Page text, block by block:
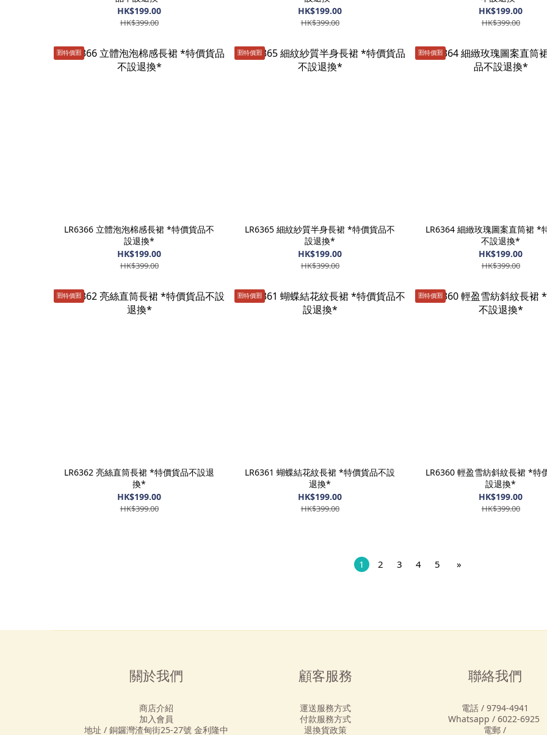
HK$199.00
HK$399.00
HK$199.00
HK$399.00
HK$199.00
HK$399.00
🈹️特價🈹️
LR6366 立體泡泡棉感長裙 *特價貨品不
設退換*
HK$199.00
HK$399.00
🈹️特價🈹️
LR6365 細紋紗質半身長裙 *特價貨品不
設退換*
HK$199.00
HK$399.00
🈹️特價🈹️
LR6364 細緻玫瑰圖案直筒裙 *
不設退換*
HK$199.00
HK$399.00
🈹️特價🈹️
LR6362 亮絲直筒長裙 *特價貨品不設退
換*
HK$199.00
HK$399.00
🈹️特價🈹️
LR6361 蝴蝶結花紋長裙 *特價貨品不設
退換*
HK$199.00
HK$399.00
🈹️特價🈹️
LR6360 輕盈雪紡斜紋長裙 *特
設退換*
HK$199.00
HK$399.00
1 2 3 4 5 »
關於我們
商店介紹
加入會員
地址 / 銅鑼灣渣甸街25-27號 金利隆中
顧客服務
運送服務方式
付款服務方式
退換貨政策
聯絡我們
電話 / 9794-4941
Whatsapp / 6022-6925
電郵 /